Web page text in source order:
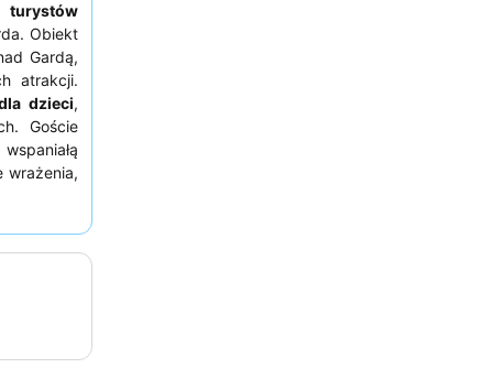
turystów
Obiekt
Gardą,
atrakcji.
dzieci,
Goście
wrażenia,